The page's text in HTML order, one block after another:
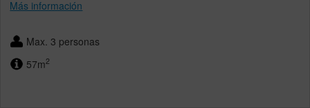
Más información
Max. 3 personas
57m2